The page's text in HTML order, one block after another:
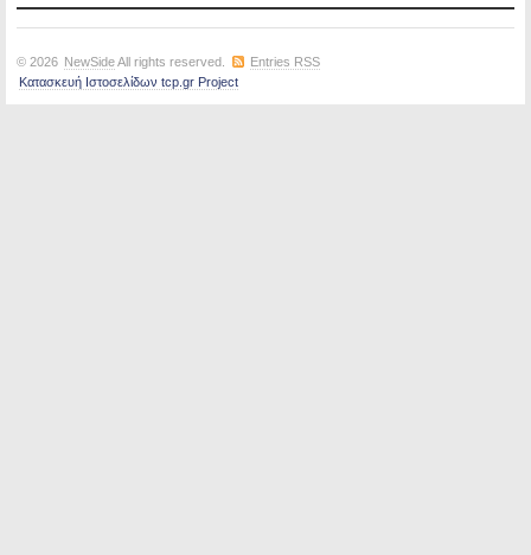
© 2026 NewSideAll rights reserved.
Entries RSS
Κατασκευή Ιστοσελίδων tcp.gr Project